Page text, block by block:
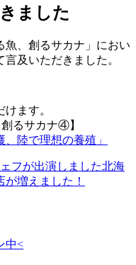
ました
、創るサカナ」におい
及いただきました。
ます。
るサカナ④】
陸で理想の養殖」
フが出演しました北海
増えました！
中<